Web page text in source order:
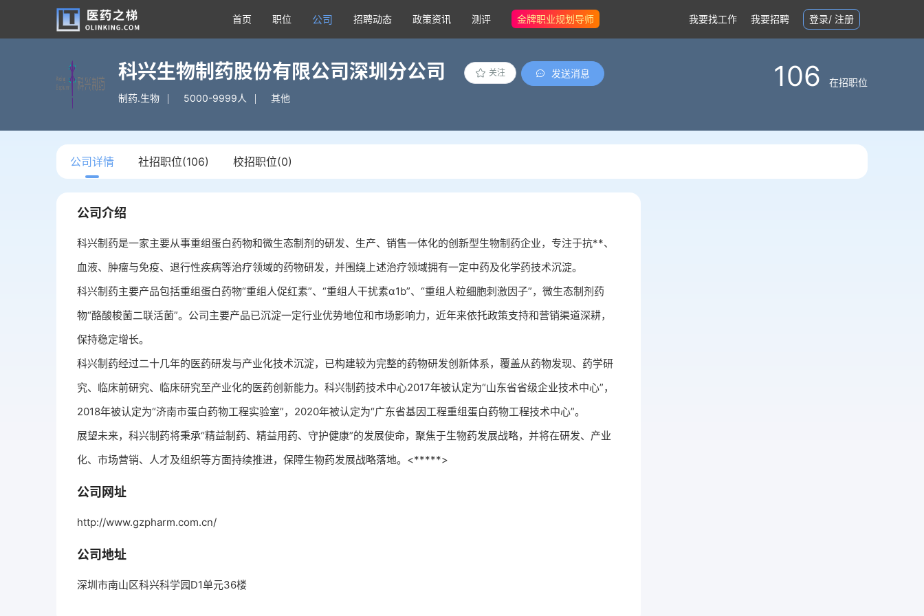
首页 职位 公司 招聘动态 政策资讯 测评 金牌职业规划导师 我要找工作 我要招聘 登录/ 注册
科兴生物制药股份有限公司深圳分公司 关注 发送消息
制药.生物 5000-9999人 其他
106 在招职位
公司详情 社招职位(106) 校招职位(0)
公司介绍
科兴制药是一家主要从事重组蛋白药物和微生态制剂的研发、生产、销售一体化的创新型生物制药企业，专注于抗**、
血液、肿瘤与免疫、退行性疾病等治疗领域的药物研发，并围绕上述治疗领域拥有一定中药及化学药技术沉淀。
科兴制药主要产品包括重组蛋白药物“重组人促红素”、“重组人干扰素α1b”、“重组人粒细胞刺激因子”，微生态制剂药
物“酪酸梭菌二联活菌”。公司主要产品已沉淀一定行业优势地位和市场影响力，近年来依托政策支持和营销渠道深耕，
保持稳定增长。
科兴制药经过二十几年的医药研发与产业化技术沉淀，已构建较为完整的药物研发创新体系，覆盖从药物发现、药学研
究、临床前研究、临床研究至产业化的医药创新能力。科兴制药技术中心2017年被认定为“山东省省级企业技术中心”，
2018年被认定为“济南市蛋白药物工程实验室”，2020年被认定为“广东省基因工程重组蛋白药物工程技术中心”。
展望未来，科兴制药将秉承“精益制药、精益用药、守护健康”的发展使命，聚焦于生物药发展战略，并将在研发、产业
化、市场营销、人才及组织等方面持续推进，保障生物药发展战略落地。<*****>
公司网址
http://www.gzpharm.com.cn/
公司地址
深圳市南山区科兴科学园D1单元36楼